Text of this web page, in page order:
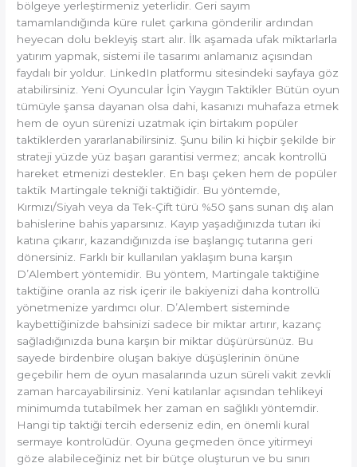
bölgeye yerleştirmeniz yeterlidir. Geri sayım
tamamlandığında küre rulet çarkına gönderilir ardından
heyecan dolu bekleyiş start alır. İlk aşamada ufak miktarlarla
yatırım yapmak, sistemi ile tasarımı anlamanız açısından
faydalı bir yoldur. LinkedIn platformu sitesindeki sayfaya göz
atabilirsiniz. Yeni Oyuncular İçin Yaygın Taktikler Bütün oyun
tümüyle şansa dayanan olsa dahi, kasanızı muhafaza etmek
hem de oyun sürenizi uzatmak için birtakım popüler
taktiklerden yararlanabilirsiniz. Şunu bilin ki hiçbir şekilde bir
strateji yüzde yüz başarı garantisi vermez; ancak kontrollü
hareket etmenizi destekler. En başı çeken hem de popüler
taktik Martingale tekniği taktiğidir. Bu yöntemde,
Kırmızı/Siyah veya da Tek-Çift türü %50 şans sunan dış alan
bahislerine bahis yaparsınız. Kayıp yaşadığınızda tutarı iki
katına çıkarır, kazandığınızda ise başlangıç tutarına geri
dönersiniz. Farklı bir kullanılan yaklaşım buna karşın
D’Alembert yöntemidir. Bu yöntem, Martingale taktiğine
taktiğine oranla az risk içerir ile bakiyenizi daha kontrollü
yönetmenize yardımcı olur. D’Alembert sisteminde
kaybettiğinizde bahsinizi sadece bir miktar artırır, kazanç
sağladığınızda buna karşın bir miktar düşürürsünüz. Bu
sayede birdenbire oluşan bakiye düşüşlerinin önüne
geçebilir hem de oyun masalarında uzun süreli vakit zevkli
zaman harcayabilirsiniz. Yeni katılanlar açısından tehlikeyi
minimumda tutabilmek her zaman en sağlıklı yöntemdir.
Hangi tip taktiği tercih ederseniz edin, en önemli kural
sermaye kontrolüdür. Oyuna geçmeden önce yitirmeyi
göze alabileceğiniz net bir bütçe oluşturun ve bu sınırı